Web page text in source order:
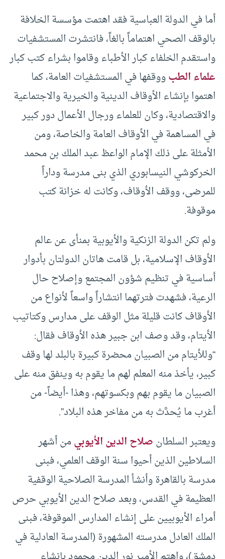
أما في الدولة العباسية فقد اهتمت مؤسسة الخلافة
بالوقف الصحي اهتماماً بالغاً، فانتشرت المستشفيات
واستقدم الخلفاء كبار الأطباء وقاموا بشراء كتب كبار
علماء الطبووقفها في المستشفيات العامة، كما
اهتموا بإنشاء الأوقاف الدينية والخيرية والاجتماعية
والاقتصادية، وكان للعلماء ورجال الأعمال دور كبير
في المساهمة في الأوقاف العامة والخاصة، ومن
الأمثلة على ذلك الإمام الواعظ عبد الملك بن محمد
الخركوشي النيسابوري الذي بنى مدرسة وداراً
للمرضى، ووقف الأوقاف، وكانت له خزانة كتب
موقوفة.
ولم تكن الدولة الزنكية والأيوبية بمنأى عن عالم
الأوقاف الإسلامية، بل قامت هاتان الدولتان بأدوار
أساسية في تنظيم شؤون المجتمع وإصلاح حال
الرعية، فشهدت فترتهما انتشاراً واسعاً لأنواع من
الأوقاف كانت قليلة مثل الوقف على مدارس وكتاتيب
الأيتام، وقد وصف ابن جبير هذه الأوقاف فقال:
“وللأيتام من الصبيان محضرة كبيرة بالبلد لها وقف
كبير، يأخذ منه المعلم لهم ما يقوم به وينفق منه على
الصبيان ما يقوم بهم وبكسوتهم، وهذا -أيضاً- من
أغرب ما يُحدَّث به من مفاخر هذه البلاد”.
ويعتبر السلطانصلاح الدين الأيوبيمن أشهر
السلاطين الذين أحيوا سنة الوقف العلمي، فبنى
مدرسة بالقاهرة وأنشأ المدرسة الصلاحية الوقفية
العظيمة في القدس، وبعد صلاح الدين الأيوبي حرص
أمراء الأيوبيين على إنشاء المدارس الموقوفة، فبنى
الملك العادل مدرسته المشهورة (المدرسة العادلية في